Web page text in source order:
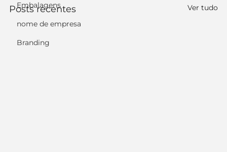
Embalagens
nome de empresa
Branding
Posts recentes Ver tudo